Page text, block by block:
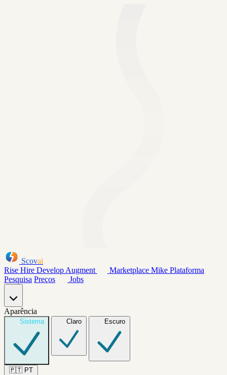
Scovai
Rise Hire Develop Augment Marketplace Mike Plataforma
Pesquisa Preços Jobs
Aparência
Sistema Claro Escuro
🇵🇹 PT